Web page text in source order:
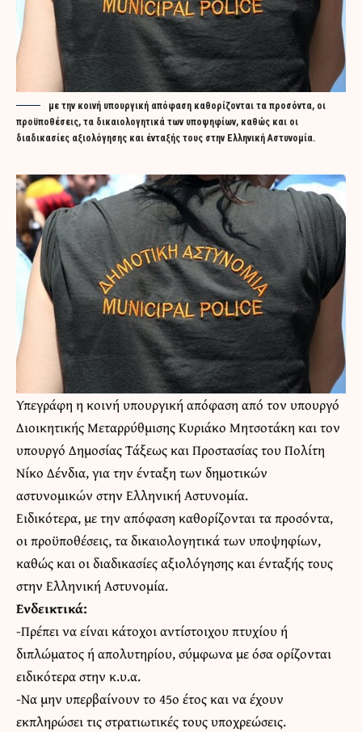
με την κοινή υπουργική απόφαση καθορίζονται τα προσόντα, οι
προϋποθέσεις, τα δικαιολογητικά των υποψηφίων, καθώς και οι
διαδικασίες αξιολόγησης και ένταξής τους στην Ελληνική Αστυνομία.
Υπεγράφη η κοινή υπουργική απόφαση από τον υπουργό
Διοικητικής Μεταρρύθμισης Κυριάκο Μητσοτάκη και τον
υπουργό Δημοσίας Τάξεως και Προστασίας του Πολίτη
Νίκο Δένδια, για την ένταξη των δημοτικών
αστυνομικών στην Ελληνική Αστυνομία.
Ειδικότερα, με την απόφαση καθορίζονται τα προσόντα,
οι προϋποθέσεις, τα δικαιολογητικά των υποψηφίων,
καθώς και οι διαδικασίες αξιολόγησης και ένταξής τους
στην Ελληνική Αστυνομία.
Ενδεικτικά:
-Πρέπει να είναι κάτοχοι αντίστοιχου πτυχίου ή
διπλώματος ή απολυτηρίου, σύμφωνα με όσα ορίζονται
ειδικότερα στην κ.υ.α.
-Να μην υπερβαίνουν το 45ο έτος και να έχουν
εκπληρώσει τις στρατιωτικές τους υποχρεώσεις.